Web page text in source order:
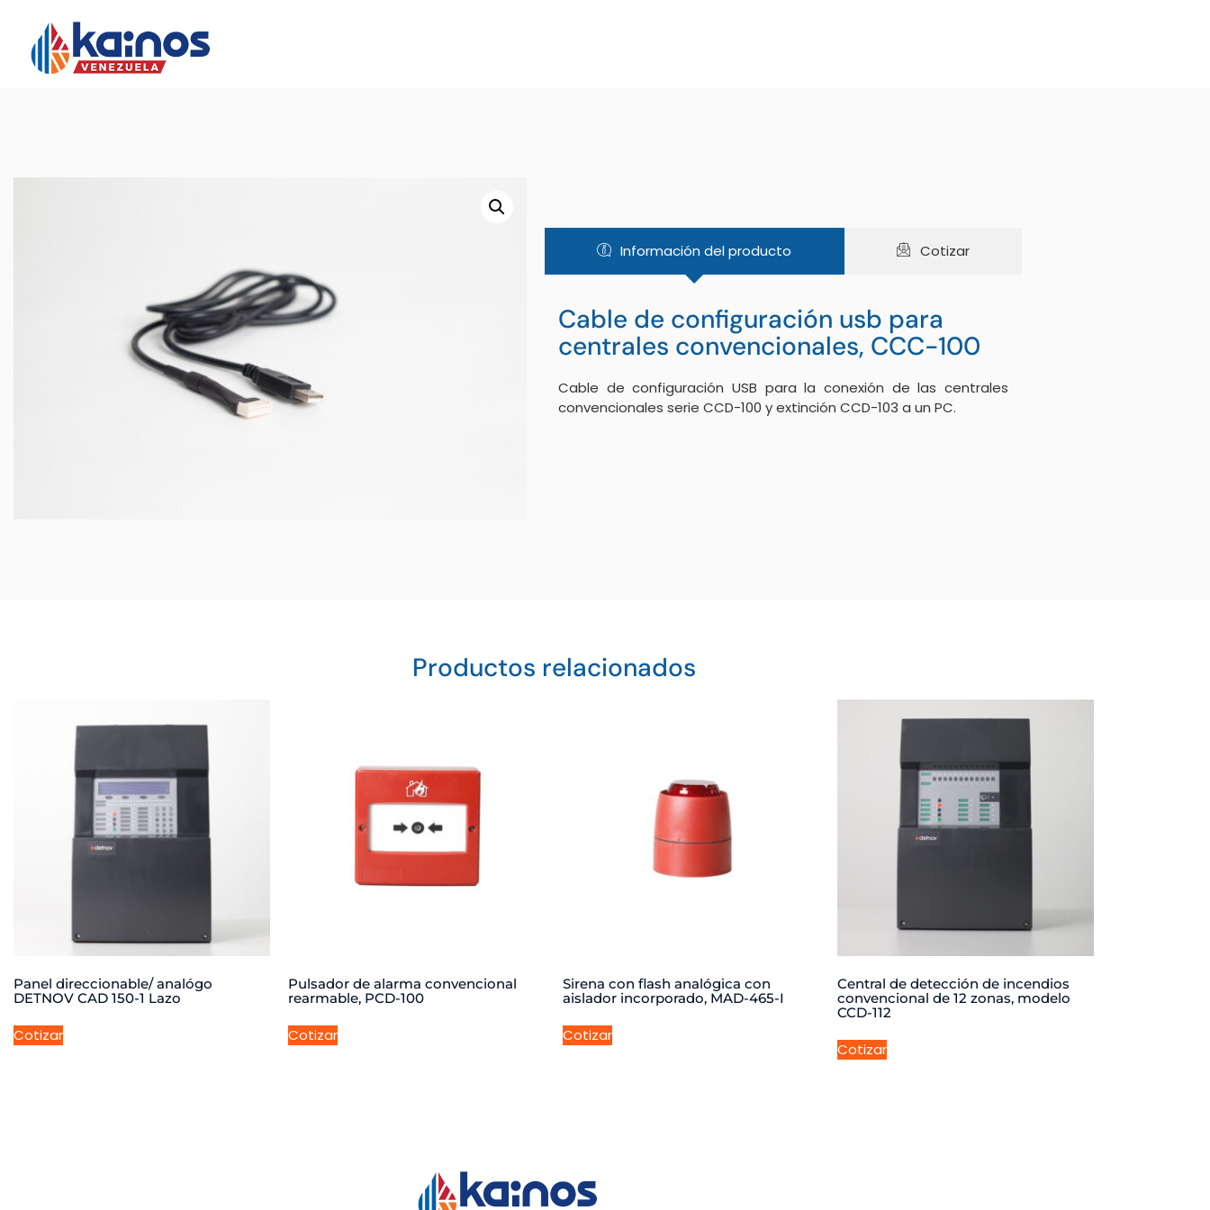
Información del producto Cotizar
Cable de configuración usb para
centrales convencionales, CCC-100
Cable de configuración USB para la conexión de las centrales
convencionales serie CCD-100 y extinción CCD-103 a un PC.
Productos relacionados
Panel direccionable/ analógo
DETNOV CAD 150-1 Lazo
Cotizar
Pulsador de alarma convencional
rearmable, PCD-100
Cotizar
Sirena con flash analógica con
aislador incorporado, MAD-465-I
Cotizar
Central de detección de incendios
convencional de 12 zonas, modelo
CCD-112
Cotizar